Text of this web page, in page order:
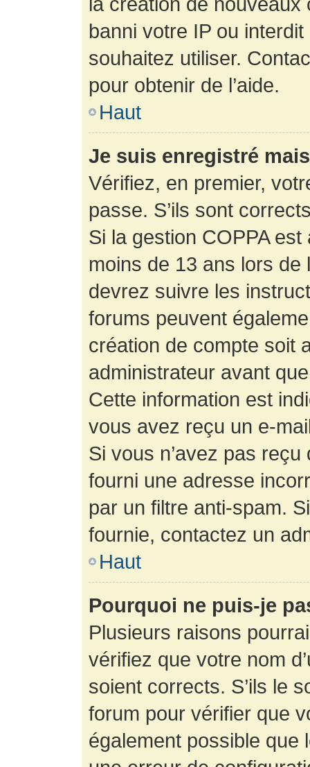
banni votre IP ou
souhaitez utiliser.
pour obtenir de l’aide.
Haut
Je suis enregistré
Vérifiez, en premier,
passe. S’ils sont
Si la gestion COPPA
moins de 13 ans lors de
devrez suivre les
forums peuvent
création de compte soit
administrateur avant
Cette information est
vous avez reçu un e-
Si vous n’avez pas
fourni une adresse
par un filtre anti-spam.
fournie, contactez un
Haut
Pourquoi ne puis-je
Plusieurs raisons
vérifiez que votre nom
soient corrects. S’ils le
forum pour vérifier que
également possible que